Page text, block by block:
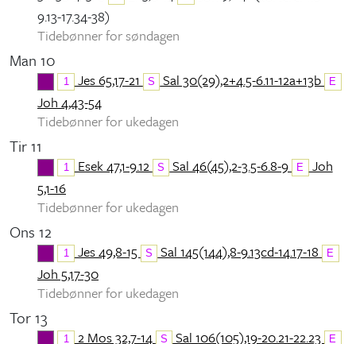
9.13-17.34-38)
Tidebønner for søndagen
Man 10
1 Jes 65,17-21 S Sal 30(29),2+4.5-6.11-12a+13b E
Joh 4,43-54
Tidebønner for ukedagen
Tir 11
1 Esek 47,1-9.12 S Sal 46(45),2-3.5-6.8-9 E
Joh
5,1-16
Tidebønner for ukedagen
Ons 12
1 Jes 49,8-15 S Sal 145(144),8-9.13cd-14.17-18 E
Joh 5,17-30
Tidebønner for ukedagen
Tor 13
1 2 Mos 32,7-14 S Sal 106(105),19-20.21-22.23 E